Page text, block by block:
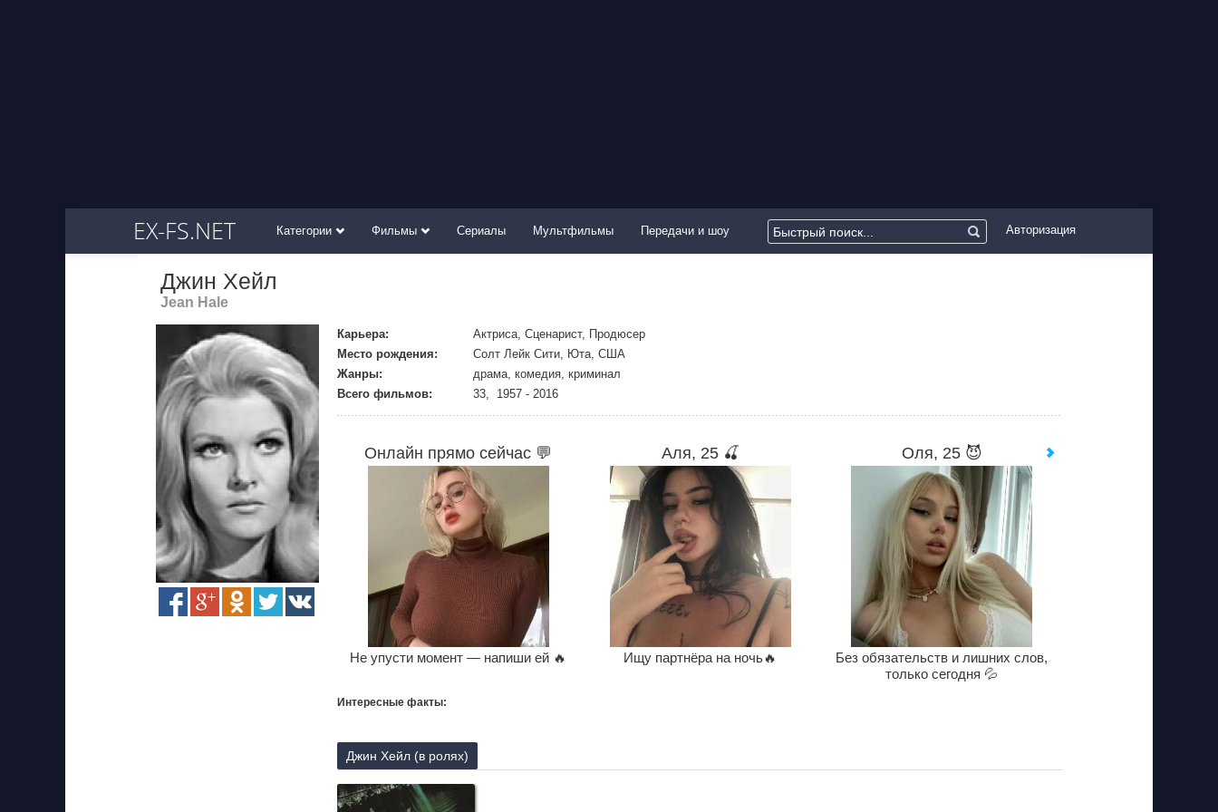
EX-FS.NET Категории Фильмы Сериалы Мультфильмы Передачи и шоу Авторизация
Джин Хейл
Jean Hale
Карьера:
Актриса, Сценарист, Продюсер
Место рождения:
Солт Лейк Сити, Юта, США
Жанры:
драма, комедия, криминал
Всего фильмов:
33, 1957 - 2016
Онлайн прямо сейчас 💬
Не упусти момент — напиши ей 🔥
Аля, 25 🍒
Ищу партнёра на ночь🔥
Оля, 25 😈
Без обязательств и лишних слов,
только сегодня 💦
Интересные факты:
Джин Хейл (в ролях)